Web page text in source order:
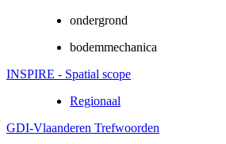
ondergrond
bodemmechanica
INSPIRE - Spatial scope
Regionaal
GDI-Vlaanderen Trefwoorden